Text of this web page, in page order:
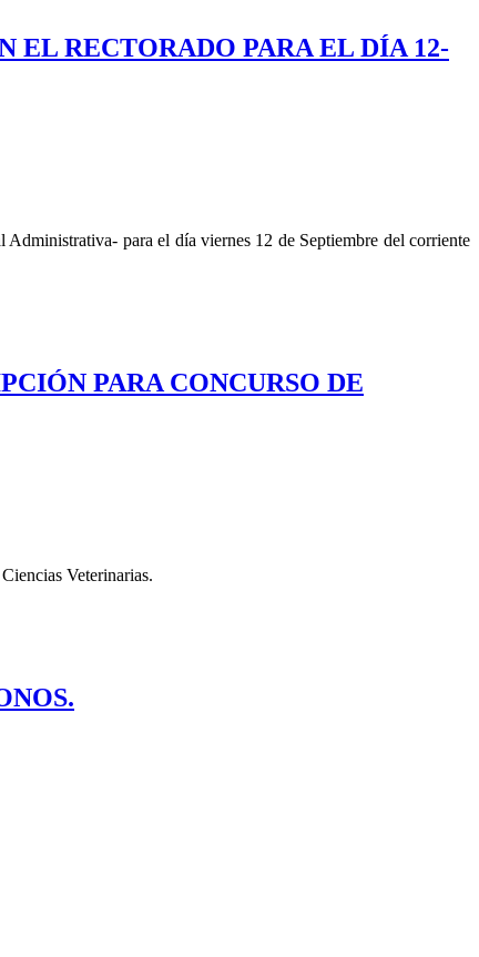
EL RECTORADO PARA EL DÍA 12-
Administrativa- para el día viernes 12 de Septiembre del corriente
PARA CONCURSO DE
Veterinarias.